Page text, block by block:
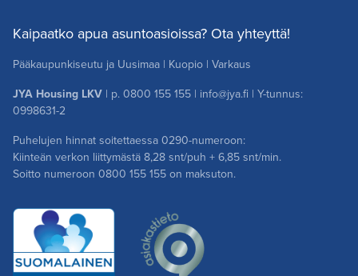
Kaipaatko apua asuntoasioissa? Ota yhteyttä!
Pääkaupunkiseutu ja Uusimaa | Kuopio | Varkaus
JYA Housing LKV | p.0800 155 155 | info@jya.fi | Y-tunnus:
0998631-2
Puhelujen hinnat soitettaessa 0290-numeroon:
Kiinteän verkon liittymästä 8,28 snt/puh + 6,85 snt/min.
Soitto numeroon 0800 155 155on maksuton.